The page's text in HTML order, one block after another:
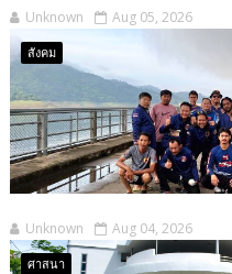
Unknown Aug 05, 2026
สังคม
Unknown Aug 04, 2026
ศาสนา